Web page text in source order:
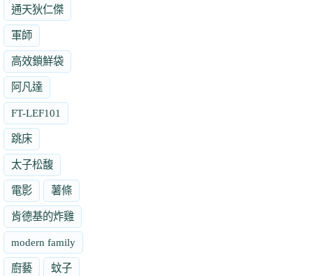
通天狄仁傑
軍師
高效鎖鮮袋
阿凡達
FT-LEF101
跳床
太子松馥
電影 薯條
肯德基的炸雞
modern family
廚藝 蚊子